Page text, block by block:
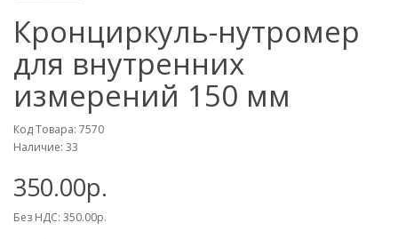
Кронциркуль-нутромер
для внутренних
измерений 150 мм
Код Товара: 7570
Наличие: 33
350.00р.
Без НДС: 350.00р.